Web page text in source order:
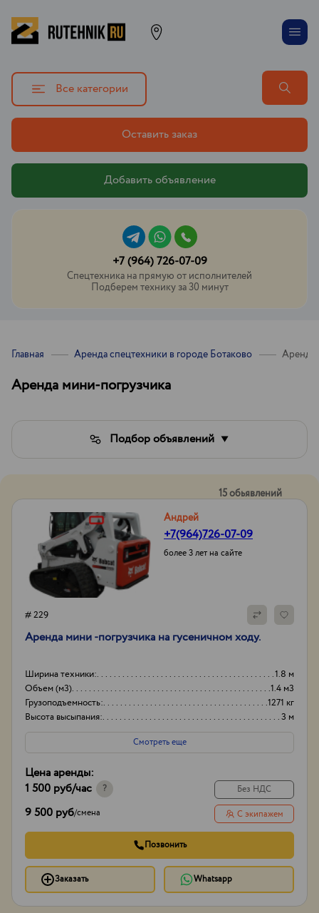
Все категории
Оставить заказ
Добавить объявление
+7 (964) 726-07-09
Спецтехника на прямую от исполнителей
Подберем технику за 30 минут
Главная Аренда спецтехники в городе Ботаково Аренда
Аренда мини-погрузчика
Подбор объявлений
15 обьявлений
Андрей
+7(964)726-07-09
более 3 лет на сайте
# 229
Аренда мини -погрузчика на гусеничном ходу.
Ширина техники:
1.8 м
Объем (м3)
1.4 м3
Грузоподъемность:
1271 кг
Высота высыпания:
3 м
Смотреть еще
Цена аренды:
1 500 руб/час ?
9 500 руб/смена
Без НДС
С экипажем
Позвонить
Заказать Whatsapp